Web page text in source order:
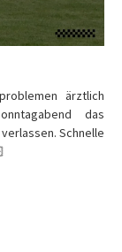
ärztlich
das
Schnelle